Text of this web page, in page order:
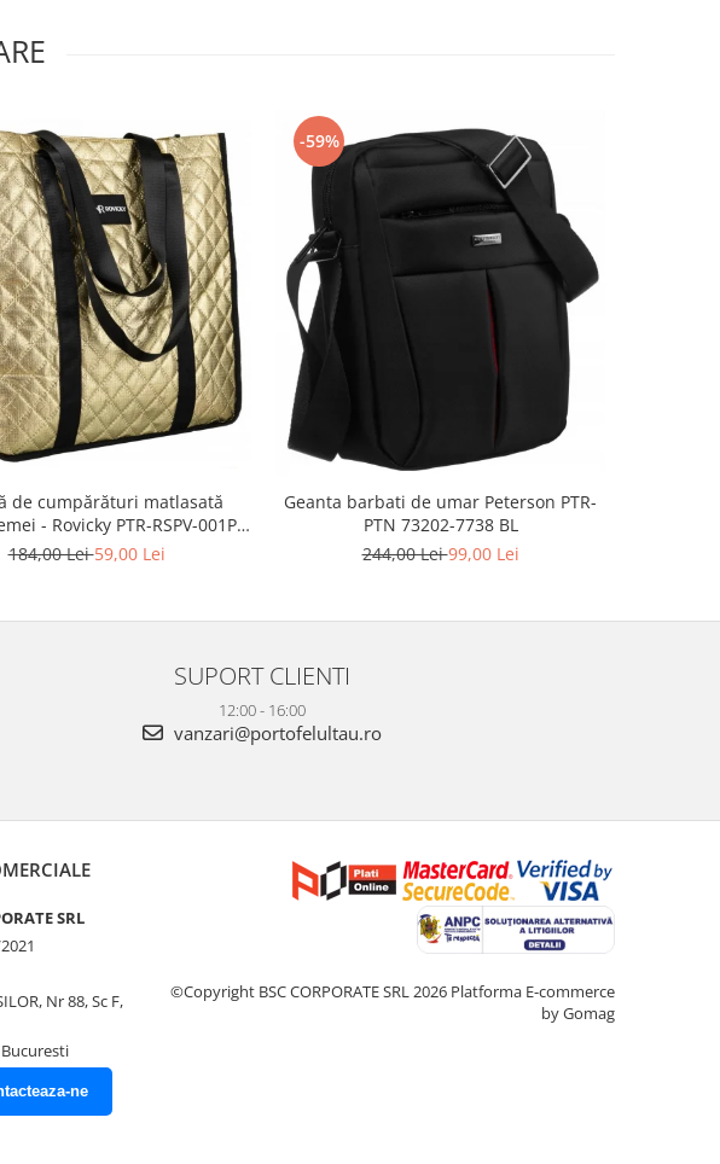
de cumpărături matlasată
- Rovicky PTR-RSPV-001P-
5277 GOLD
184,00 Lei59,00 Lei
-59%
Geanta barbati de umar Peterson PTR-
PTN 73202-7738 BL
244,00 Lei99,00 Lei
SUPORT CLIENTI
12:00 - 16:00
vanzari@portofelultau.ro
SRL
Nr 88, Sc F,
ne
©Copyright BSC CORPORATE SRL 2026 Platforma E-commerce
by Gomag